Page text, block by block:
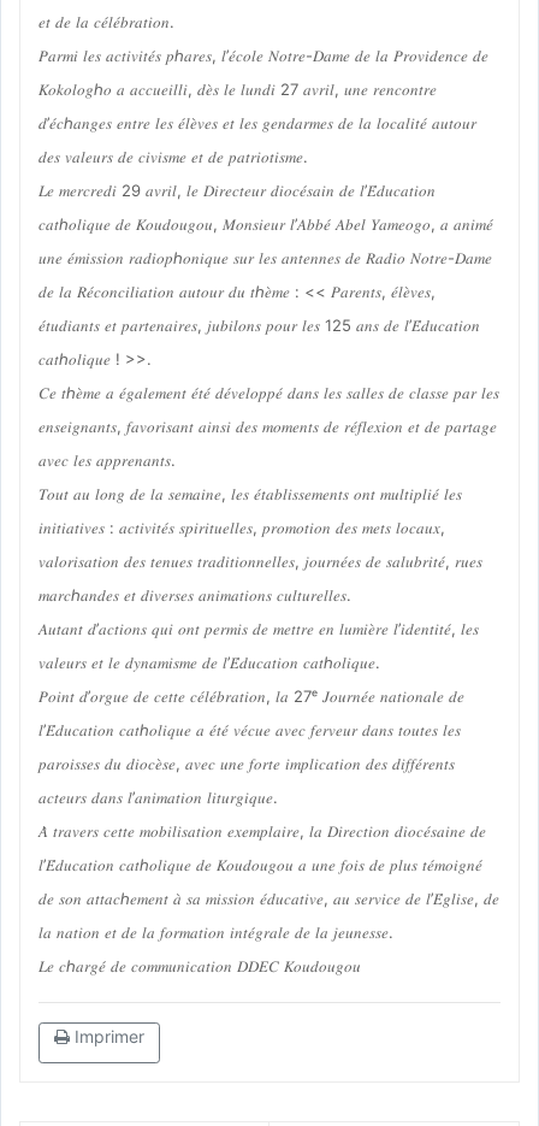
𝑒𝑡 𝑑𝑒 𝑙𝑎 𝑐𝑒́𝑙𝑒́𝑏𝑟𝑎𝑡𝑖𝑜𝑛.
𝑃𝑎𝑟𝑚𝑖 𝑙𝑒𝑠 𝑎𝑐𝑡𝑖𝑣𝑖𝑡𝑒́𝑠 𝑝ℎ𝑎𝑟𝑒𝑠, 𝑙’𝑒́𝑐𝑜𝑙𝑒 𝑁𝑜𝑡𝑟𝑒-𝐷𝑎𝑚𝑒 𝑑𝑒 𝑙𝑎 𝑃𝑟𝑜𝑣𝑖𝑑𝑒𝑛𝑐𝑒 𝑑𝑒
𝐾𝑜𝑘𝑜𝑙𝑜𝑔ℎ𝑜 𝑎 𝑎𝑐𝑐𝑢𝑒𝑖𝑙𝑙𝑖, 𝑑𝑒̀𝑠 𝑙𝑒 𝑙𝑢𝑛𝑑𝑖 27 𝑎𝑣𝑟𝑖𝑙, 𝑢𝑛𝑒 𝑟𝑒𝑛𝑐𝑜𝑛𝑡𝑟𝑒
𝑑’𝑒́𝑐ℎ𝑎𝑛𝑔𝑒𝑠 𝑒𝑛𝑡𝑟𝑒 𝑙𝑒𝑠 𝑒́𝑙𝑒̀𝑣𝑒𝑠 𝑒𝑡 𝑙𝑒𝑠 𝑔𝑒𝑛𝑑𝑎𝑟𝑚𝑒𝑠 𝑑𝑒 𝑙𝑎 𝑙𝑜𝑐𝑎𝑙𝑖𝑡𝑒́ 𝑎𝑢𝑡𝑜𝑢𝑟
𝑑𝑒𝑠 𝑣𝑎𝑙𝑒𝑢𝑟𝑠 𝑑𝑒 𝑐𝑖𝑣𝑖𝑠𝑚𝑒 𝑒𝑡 𝑑𝑒 𝑝𝑎𝑡𝑟𝑖𝑜𝑡𝑖𝑠𝑚𝑒.
𝐿𝑒 𝑚𝑒𝑟𝑐𝑟𝑒𝑑𝑖 29 𝑎𝑣𝑟𝑖𝑙, 𝑙𝑒 𝐷𝑖𝑟𝑒𝑐𝑡𝑒𝑢𝑟 𝑑𝑖𝑜𝑐𝑒́𝑠𝑎𝑖𝑛 𝑑𝑒 𝑙’𝐸́𝑑𝑢𝑐𝑎𝑡𝑖𝑜𝑛
𝑐𝑎𝑡ℎ𝑜𝑙𝑖𝑞𝑢𝑒 𝑑𝑒 𝐾𝑜𝑢𝑑𝑜𝑢𝑔𝑜𝑢, 𝑀𝑜𝑛𝑠𝑖𝑒𝑢𝑟 𝑙’𝐴𝑏𝑏𝑒́ 𝐴𝑏𝑒𝑙 𝑌𝑎𝑚𝑒𝑜𝑔𝑜, 𝑎 𝑎𝑛𝑖𝑚𝑒́
𝑢𝑛𝑒 𝑒́𝑚𝑖𝑠𝑠𝑖𝑜𝑛 𝑟𝑎𝑑𝑖𝑜𝑝ℎ𝑜𝑛𝑖𝑞𝑢𝑒 𝑠𝑢𝑟 𝑙𝑒𝑠 𝑎𝑛𝑡𝑒𝑛𝑛𝑒𝑠 𝑑𝑒 𝑅𝑎𝑑𝑖𝑜 𝑁𝑜𝑡𝑟𝑒-𝐷𝑎𝑚𝑒
𝑑𝑒 𝑙𝑎 𝑅𝑒́𝑐𝑜𝑛𝑐𝑖𝑙𝑖𝑎𝑡𝑖𝑜𝑛 𝑎𝑢𝑡𝑜𝑢𝑟 𝑑𝑢 𝑡ℎ𝑒̀𝑚𝑒 : << 𝑃𝑎𝑟𝑒𝑛𝑡𝑠, 𝑒́𝑙𝑒̀𝑣𝑒𝑠,
𝑒́𝑡𝑢𝑑𝑖𝑎𝑛𝑡𝑠 𝑒𝑡 𝑝𝑎𝑟𝑡𝑒𝑛𝑎𝑖𝑟𝑒𝑠, 𝑗𝑢𝑏𝑖𝑙𝑜𝑛𝑠 𝑝𝑜𝑢𝑟 𝑙𝑒𝑠 125 𝑎𝑛𝑠 𝑑𝑒 𝑙’𝐸́𝑑𝑢𝑐𝑎𝑡𝑖𝑜𝑛
𝑐𝑎𝑡ℎ𝑜𝑙𝑖𝑞𝑢𝑒 ! >>.
𝐶𝑒 𝑡ℎ𝑒̀𝑚𝑒 𝑎 𝑒́𝑔𝑎𝑙𝑒𝑚𝑒𝑛𝑡 𝑒́𝑡𝑒́ 𝑑𝑒́𝑣𝑒𝑙𝑜𝑝𝑝𝑒́ 𝑑𝑎𝑛𝑠 𝑙𝑒𝑠 𝑠𝑎𝑙𝑙𝑒𝑠 𝑑𝑒 𝑐𝑙𝑎𝑠𝑠𝑒 𝑝𝑎𝑟 𝑙𝑒𝑠
𝑒𝑛𝑠𝑒𝑖𝑔𝑛𝑎𝑛𝑡𝑠, 𝑓𝑎𝑣𝑜𝑟𝑖𝑠𝑎𝑛𝑡 𝑎𝑖𝑛𝑠𝑖 𝑑𝑒𝑠 𝑚𝑜𝑚𝑒𝑛𝑡𝑠 𝑑𝑒 𝑟𝑒́𝑓𝑙𝑒𝑥𝑖𝑜𝑛 𝑒𝑡 𝑑𝑒 𝑝𝑎𝑟𝑡𝑎𝑔𝑒
𝑎𝑣𝑒𝑐 𝑙𝑒𝑠 𝑎𝑝𝑝𝑟𝑒𝑛𝑎𝑛𝑡𝑠.
𝑇𝑜𝑢𝑡 𝑎𝑢 𝑙𝑜𝑛𝑔 𝑑𝑒 𝑙𝑎 𝑠𝑒𝑚𝑎𝑖𝑛𝑒, 𝑙𝑒𝑠 𝑒́𝑡𝑎𝑏𝑙𝑖𝑠𝑠𝑒𝑚𝑒𝑛𝑡𝑠 𝑜𝑛𝑡 𝑚𝑢𝑙𝑡𝑖𝑝𝑙𝑖𝑒́ 𝑙𝑒𝑠
𝑖𝑛𝑖𝑡𝑖𝑎𝑡𝑖𝑣𝑒𝑠 : 𝑎𝑐𝑡𝑖𝑣𝑖𝑡𝑒́𝑠 𝑠𝑝𝑖𝑟𝑖𝑡𝑢𝑒𝑙𝑙𝑒𝑠, 𝑝𝑟𝑜𝑚𝑜𝑡𝑖𝑜𝑛 𝑑𝑒𝑠 𝑚𝑒𝑡𝑠 𝑙𝑜𝑐𝑎𝑢𝑥,
𝑣𝑎𝑙𝑜𝑟𝑖𝑠𝑎𝑡𝑖𝑜𝑛 𝑑𝑒𝑠 𝑡𝑒𝑛𝑢𝑒𝑠 𝑡𝑟𝑎𝑑𝑖𝑡𝑖𝑜𝑛𝑛𝑒𝑙𝑙𝑒𝑠, 𝑗𝑜𝑢𝑟𝑛𝑒́𝑒𝑠 𝑑𝑒 𝑠𝑎𝑙𝑢𝑏𝑟𝑖𝑡𝑒́, 𝑟𝑢𝑒𝑠
𝑚𝑎𝑟𝑐ℎ𝑎𝑛𝑑𝑒𝑠 𝑒𝑡 𝑑𝑖𝑣𝑒𝑟𝑠𝑒𝑠 𝑎𝑛𝑖𝑚𝑎𝑡𝑖𝑜𝑛𝑠 𝑐𝑢𝑙𝑡𝑢𝑟𝑒𝑙𝑙𝑒𝑠.
𝐴𝑢𝑡𝑎𝑛𝑡 𝑑’𝑎𝑐𝑡𝑖𝑜𝑛𝑠 𝑞𝑢𝑖 𝑜𝑛𝑡 𝑝𝑒𝑟𝑚𝑖𝑠 𝑑𝑒 𝑚𝑒𝑡𝑡𝑟𝑒 𝑒𝑛 𝑙𝑢𝑚𝑖𝑒̀𝑟𝑒 𝑙’𝑖𝑑𝑒𝑛𝑡𝑖𝑡𝑒́, 𝑙𝑒𝑠
𝑣𝑎𝑙𝑒𝑢𝑟𝑠 𝑒𝑡 𝑙𝑒 𝑑𝑦𝑛𝑎𝑚𝑖𝑠𝑚𝑒 𝑑𝑒 𝑙’𝐸́𝑑𝑢𝑐𝑎𝑡𝑖𝑜𝑛 𝑐𝑎𝑡ℎ𝑜𝑙𝑖𝑞𝑢𝑒.
𝑃𝑜𝑖𝑛𝑡 𝑑’𝑜𝑟𝑔𝑢𝑒 𝑑𝑒 𝑐𝑒𝑡𝑡𝑒 𝑐𝑒́𝑙𝑒́𝑏𝑟𝑎𝑡𝑖𝑜𝑛, 𝑙𝑎 27ᵉ 𝐽𝑜𝑢𝑟𝑛𝑒́𝑒 𝑛𝑎𝑡𝑖𝑜𝑛𝑎𝑙𝑒 𝑑𝑒
𝑙’𝐸́𝑑𝑢𝑐𝑎𝑡𝑖𝑜𝑛 𝑐𝑎𝑡ℎ𝑜𝑙𝑖𝑞𝑢𝑒 𝑎 𝑒́𝑡𝑒́ 𝑣𝑒́𝑐𝑢𝑒 𝑎𝑣𝑒𝑐 𝑓𝑒𝑟𝑣𝑒𝑢𝑟 𝑑𝑎𝑛𝑠 𝑡𝑜𝑢𝑡𝑒𝑠 𝑙𝑒𝑠
𝑝𝑎𝑟𝑜𝑖𝑠𝑠𝑒𝑠 𝑑𝑢 𝑑𝑖𝑜𝑐𝑒̀𝑠𝑒, 𝑎𝑣𝑒𝑐 𝑢𝑛𝑒 𝑓𝑜𝑟𝑡𝑒 𝑖𝑚𝑝𝑙𝑖𝑐𝑎𝑡𝑖𝑜𝑛 𝑑𝑒𝑠 𝑑𝑖𝑓𝑓𝑒́𝑟𝑒𝑛𝑡𝑠
𝑎𝑐𝑡𝑒𝑢𝑟𝑠 𝑑𝑎𝑛𝑠 𝑙’𝑎𝑛𝑖𝑚𝑎𝑡𝑖𝑜𝑛 𝑙𝑖𝑡𝑢𝑟𝑔𝑖𝑞𝑢𝑒.
𝐴̀ 𝑡𝑟𝑎𝑣𝑒𝑟𝑠 𝑐𝑒𝑡𝑡𝑒 𝑚𝑜𝑏𝑖𝑙𝑖𝑠𝑎𝑡𝑖𝑜𝑛 𝑒𝑥𝑒𝑚𝑝𝑙𝑎𝑖𝑟𝑒, 𝑙𝑎 𝐷𝑖𝑟𝑒𝑐𝑡𝑖𝑜𝑛 𝑑𝑖𝑜𝑐𝑒́𝑠𝑎𝑖𝑛𝑒 𝑑𝑒
𝑙’𝐸́𝑑𝑢𝑐𝑎𝑡𝑖𝑜𝑛 𝑐𝑎𝑡ℎ𝑜𝑙𝑖𝑞𝑢𝑒 𝑑𝑒 𝐾𝑜𝑢𝑑𝑜𝑢𝑔𝑜𝑢 𝑎 𝑢𝑛𝑒 𝑓𝑜𝑖𝑠 𝑑𝑒 𝑝𝑙𝑢𝑠 𝑡𝑒́𝑚𝑜𝑖𝑔𝑛𝑒́
𝑑𝑒 𝑠𝑜𝑛 𝑎𝑡𝑡𝑎𝑐ℎ𝑒𝑚𝑒𝑛𝑡 𝑎̀ 𝑠𝑎 𝑚𝑖𝑠𝑠𝑖𝑜𝑛 𝑒́𝑑𝑢𝑐𝑎𝑡𝑖𝑣𝑒, 𝑎𝑢 𝑠𝑒𝑟𝑣𝑖𝑐𝑒 𝑑𝑒 𝑙’𝐸́𝑔𝑙𝑖𝑠𝑒, 𝑑𝑒
𝑙𝑎 𝑛𝑎𝑡𝑖𝑜𝑛 𝑒𝑡 𝑑𝑒 𝑙𝑎 𝑓𝑜𝑟𝑚𝑎𝑡𝑖𝑜𝑛 𝑖𝑛𝑡𝑒́𝑔𝑟𝑎𝑙𝑒 𝑑𝑒 𝑙𝑎 𝑗𝑒𝑢𝑛𝑒𝑠𝑠𝑒.
𝐿𝑒 𝑐ℎ𝑎𝑟𝑔𝑒́ 𝑑𝑒 𝑐𝑜𝑚𝑚𝑢𝑛𝑖𝑐𝑎𝑡𝑖𝑜𝑛 𝐷𝐷𝐸𝐶 𝐾𝑜𝑢𝑑𝑜𝑢𝑔𝑜𝑢
Imprimer